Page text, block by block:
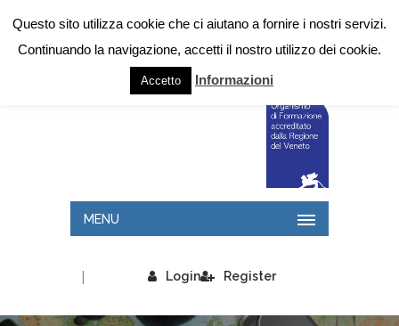
MENU
Login
| Register
Questo sito utilizza cookie che ci aiutano a fornire i nostri servizi.
Continuando la navigazione, accetti il nostro utilizzo dei cookie.
Accetto Informazioni